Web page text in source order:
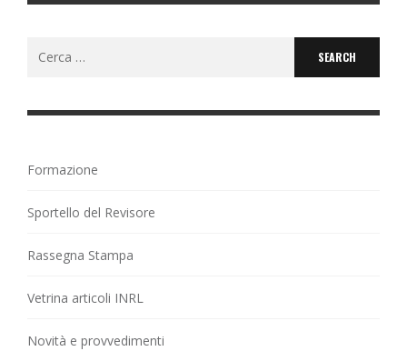
Formazione
Sportello del Revisore
Rassegna Stampa
Vetrina articoli INRL
Novità e provvedimenti